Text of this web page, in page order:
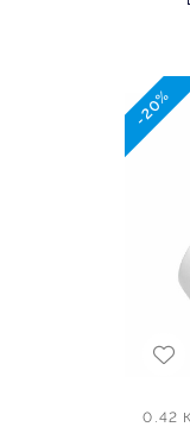
-20%
0.42